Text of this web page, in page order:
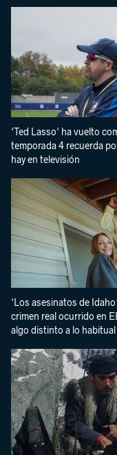
'Ted Lasso' ha vuelto
temporada 4 recuerda
hay en televisión
'Los asesinatos de
crimen real ocurrido en
algo distinto a lo habitual